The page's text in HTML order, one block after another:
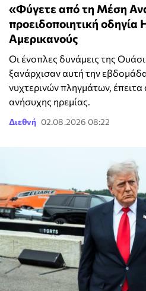
«Φύγετε από τη Μέση
προειδοποιητική
Αμερικανούς
Οι ένοπλες δυνάμεις της
ξανάρχισαν αυτή την
νυχτερινών πληγμάτων, έπειτα
ανήσυχης ηρεμίας.
Διεθνή 02.08.2026 08:22